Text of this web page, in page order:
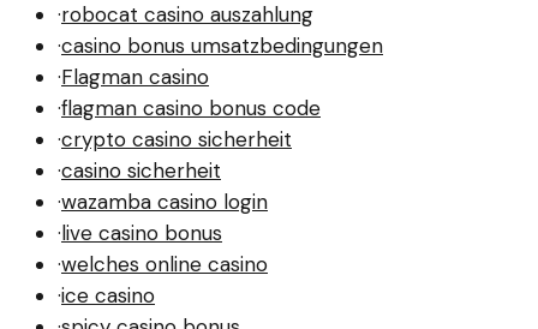
·robocat casino auszahlung
·casino bonus umsatzbedingungen
·Flagman casino
·flagman casino bonus code
·crypto casino sicherheit
·casino sicherheit
·wazamba casino login
·live casino bonus
·welches online casino
·ice casino